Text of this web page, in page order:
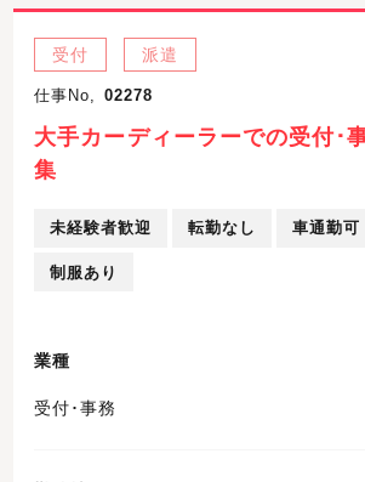
受付 派遣
仕事No, 02278
大手カーディーラーでの受付･
集
未経験者歓迎 転勤なし 車通勤可
制服あり
業種
受付･事務